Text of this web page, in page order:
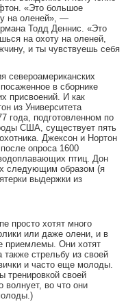
«Это большое
на оленей», —
Тодд Деннис. «Это
на охоту на оленей,
и ты чувствуешь себя
североамериканских
в сборнике
присвоений. И как
из Университета
года, подготовленном по
США, существует пять
Джексон и Нортон
опроса 1600
птиц. Дон
следующим образом (я
выдержки из
просто хотят много
или даже олени, и в
приемлемы. Они хотят
также стрельбу из своей
и часто еще молоды.
тренировкой своей
волнует, во что они